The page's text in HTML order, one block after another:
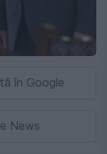
în Google
News